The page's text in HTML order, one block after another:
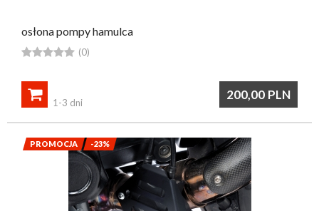
osłona pompy hamulca
 (0)
200,00 PLN

1-3 dni
PROMOCJA -23%